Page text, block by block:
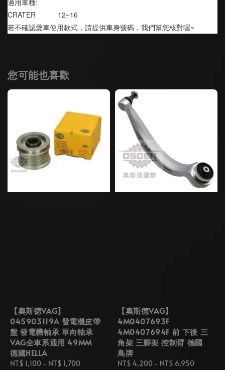
適用車種:
CRATER           12~16
若不確認愛車使用款式，請提供車身號碼，我們幫您核對喔~
您可能也喜歡
【奧斯德VAG】
045903119A 發電機皮帶
盤 發電機軸承 單向軸承
VAG全車系通用 49MM
德國HELLA
Regular
NT$ 1,100 - NT$ 1,700
【奧斯德VAG】
4M0407693F
4M0407694F 前 下後 三
角架 三腳架 控制臂 德國
鳥牌
Regular
NT$ 4,200 - NT$ 6,950